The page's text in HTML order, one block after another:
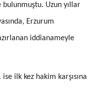
bulunmuştu. Uzun yıllar
Erzurum
iddianameyle
ilk kez hakim karşısına